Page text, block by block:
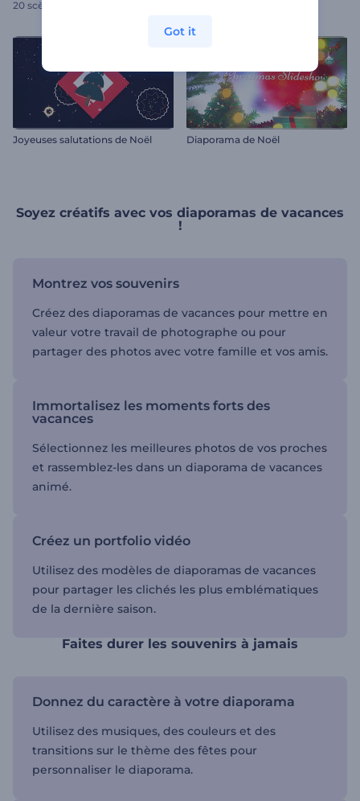
20 scènes
Joyeuses salutations de Noël Diaporama de Noël
Soyez créatifs avec vos diaporamas de vacances
!
Montrez vos souvenirs
Créez des diaporamas de vacances pour mettre en
valeur votre travail de photographe ou pour
partager des photos avec votre famille et vos amis.
Immortalisez les moments forts des
vacances
Sélectionnez les meilleures photos de vos proches
et rassemblez-les dans un diaporama de vacances
animé.
Créez un portfolio vidéo
Utilisez des modèles de diaporamas de vacances
pour partager les clichés les plus emblématiques
de la dernière saison.
Faites durer les souvenirs à jamais
Donnez du caractère à votre diaporama
Utilisez des musiques, des couleurs et des
transitions sur le thème des fêtes pour
personnaliser le diaporama.
Got it